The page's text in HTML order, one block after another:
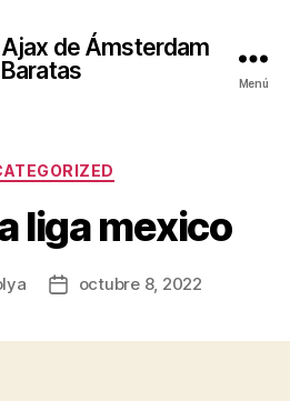
de Ámsterdam
Baratas
Menú
Categorías
liga mexico
Fechaoctubre 8, 2022